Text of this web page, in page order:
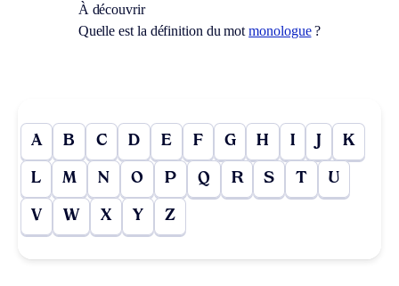
À découvrir
Quelle est la définition du motmonologue?
A B C D E F G H I J K
L M N O P Q R S T U
V W X Y Z